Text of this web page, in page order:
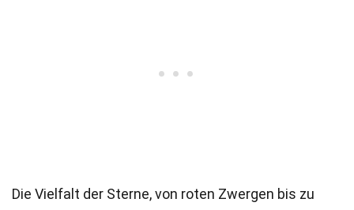
Die Vielfalt der Sterne, von roten Zwergen bis zu